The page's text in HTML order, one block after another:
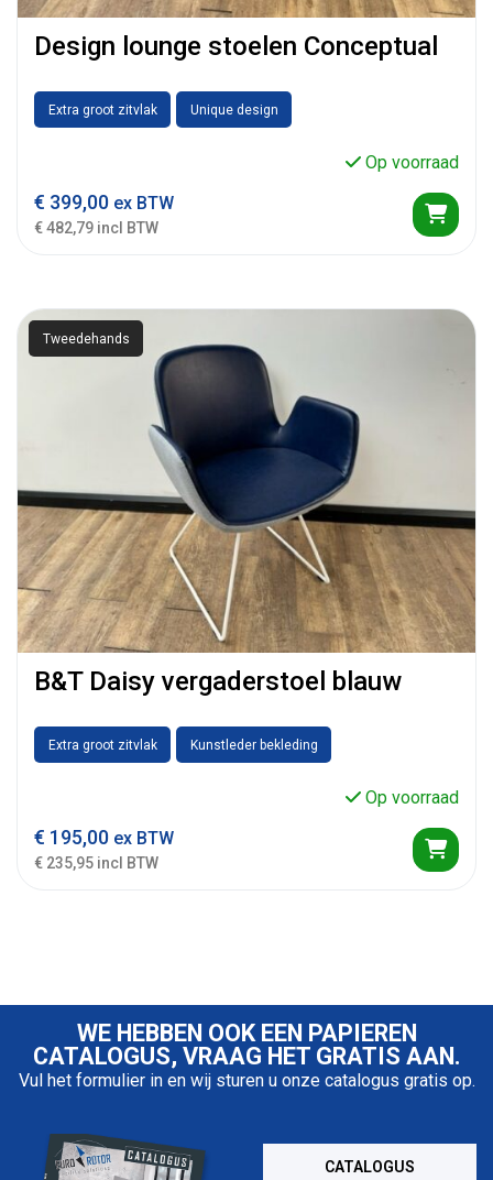
Design lounge stoelen Conceptual
Extra groot zitvlak Unique design
Op voorraad
€ 399,00 ex BTW
€ 482,79 incl BTW
Tweedehands
B&T Daisy vergaderstoel blauw
Extra groot zitvlak Kunstleder bekleding
Op voorraad
€ 195,00 ex BTW
€ 235,95 incl BTW
WE HEBBEN OOK EEN PAPIEREN
CATALOGUS, VRAAG HET GRATIS AAN.
Vul het formulier in en wij sturen u onze catalogus gratis op.
CATALOGUS